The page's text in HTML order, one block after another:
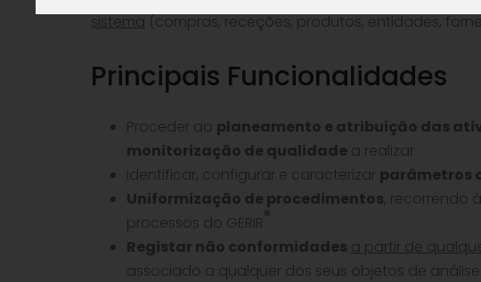
sistema (compras, receções, produtos, entidades,
Principais Funcionalidades
Proceder ao planeamento e atribuição das
monitorização de qualidade a realizar
Identificar, configurar e caracterizar parâmetros
Uniformização de procedimentos, recorrendo
processos do GERIR®
Registar não conformidades a partir de
associado a qualquer dos seus objetos de análise